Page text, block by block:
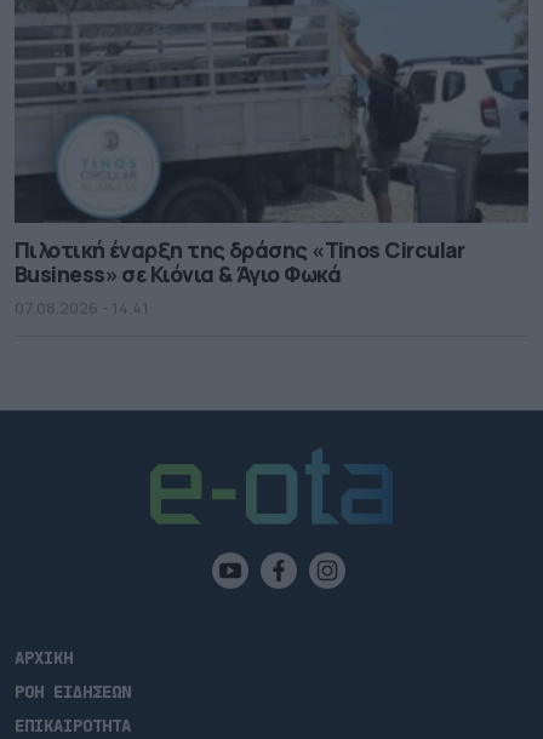
Πιλοτική έναρξη της δράσης «Tinos Circular
Business» σε Κιόνια & Άγιο Φωκά
07.08.2026 - 14.41
ΑΡΧΙΚΗ
ΡΟΗ ΕΙΔΗΣΕΩΝ
ΕΠΙΚΑΙΡΟΤΗΤΑ